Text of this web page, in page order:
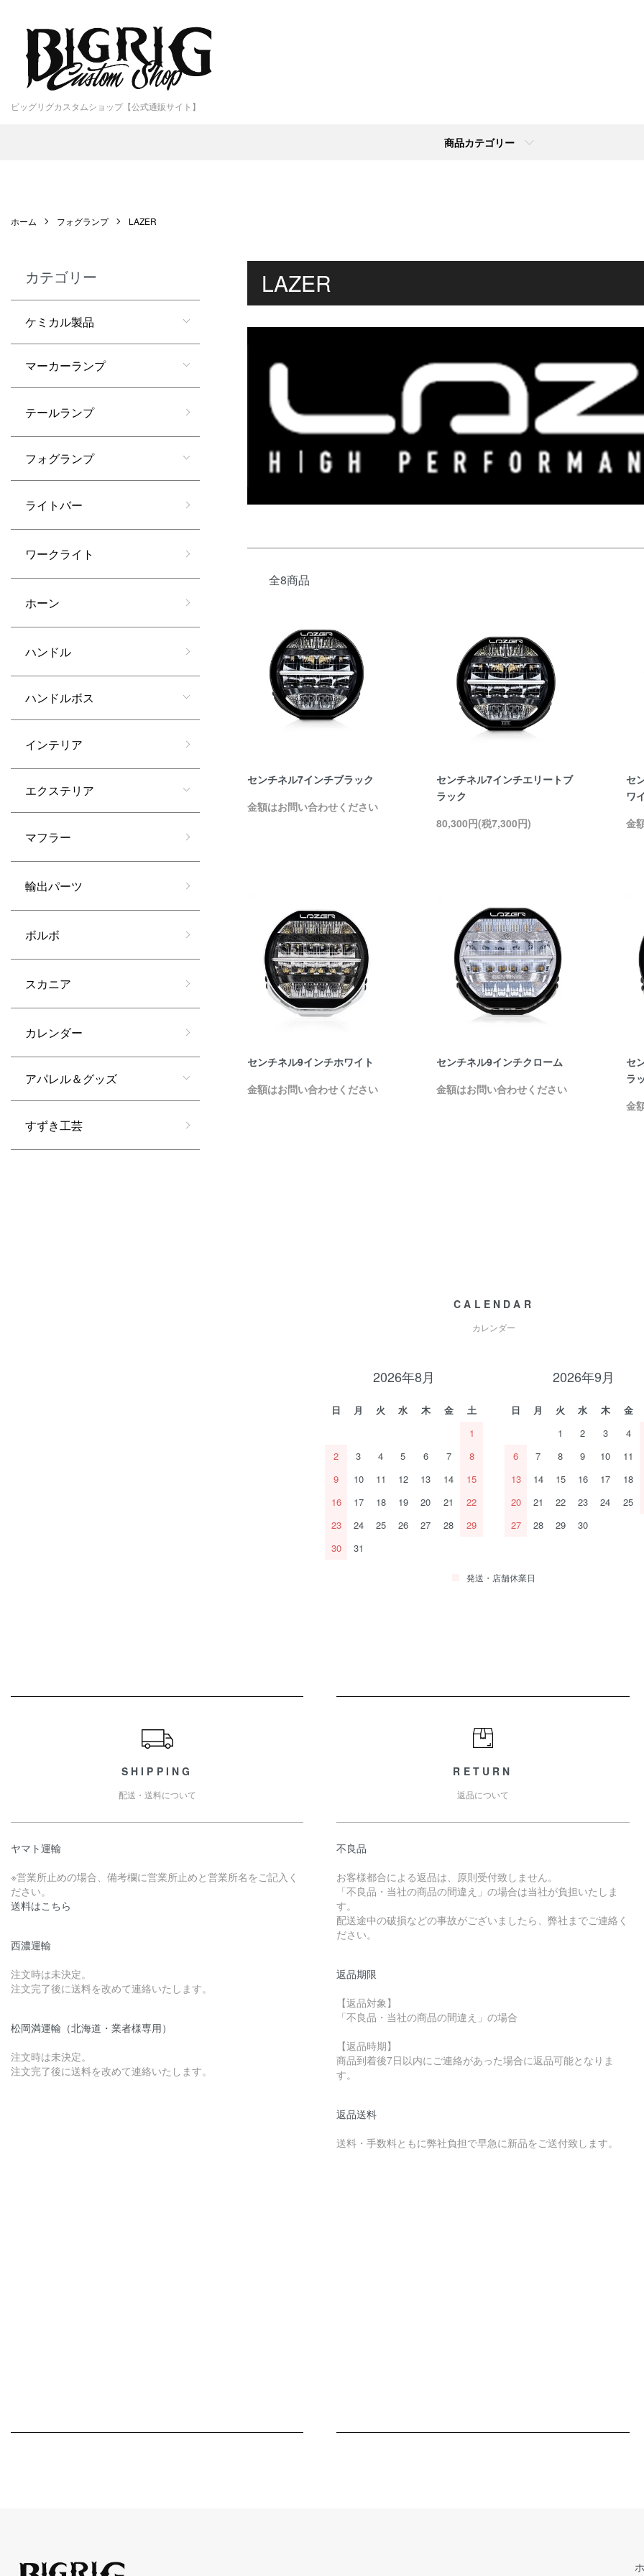
ビッグリグカスタムショップ【公式通販サイト】
商品カテゴリー
ホーム フォグランプ LAZER
LAZER
全8商品
センチネル7インチブラック
金額はお問い合わせください
センチネル7インチエリートブ
ラック
80,300円(税7,300円)
セ
ワ
金
センチネル9インチホワイト
金額はお問い合わせください
センチネル9インチクローム
金額はお問い合わせください
セ
ラ
金
カテゴリー
ケミカル製品
マーカーランプ
テールランプ
フォグランプ
ライトバー
ワークライト
ホーン
ハンドル
ハンドルボス
インテリア
エクステリア
マフラー
輸出パーツ
ボルボ
スカニア
カレンダー
アパレル＆グッズ
すずき工芸
CALENDAR
カレンダー
2026年8月
日 月 火 水 木 金
土
1
2
3 4 5 6 7
8
9
10 11 12 13 14
15
16
17 18 19 20 21
22
23
24 25 26 27 28
29
30
31
2026年9月
日 月 火 水 木 金
1
2 3 4
6
7 8 9 10 11
13
14 15 16 17 18
20
21 22 23 24 25
27
28 29 30
発送・店舗休業日
SHIPPING
配送・送料について
ヤマト運輸
※営業所止めの場合、備考欄に営業所止めと営業所名をご記入く
ださい。
送料はこちら
西濃運輸
注文時は未決定。
注文完了後に送料を改めて連絡いたします。
松岡満運輸（北海道・業者様専用）
注文時は未決定。
注文完了後に送料を改めて連絡いたします。
RETURN
返品について
不良品
お客様都合による返品は、原則受付致しません。
「不良品・当社の商品の間違え」の場合は当社が負担いたしま
す。
配送途中の破損などの事故がございましたら、弊社までご連絡く
ださい。
返品期限
【返品対象】
「不良品・当社の商品の間違え」の場合
【返品時期】
商品到着後7日以内にご連絡があった場合に返品可能となりま
す。
返品送料
送料・手数料ともに弊社負担で早急に新品をご送付致します。